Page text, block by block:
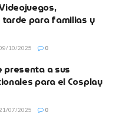
para familias y
10/2025 0
presenta a sus
para el Cosplay
07/2025 0